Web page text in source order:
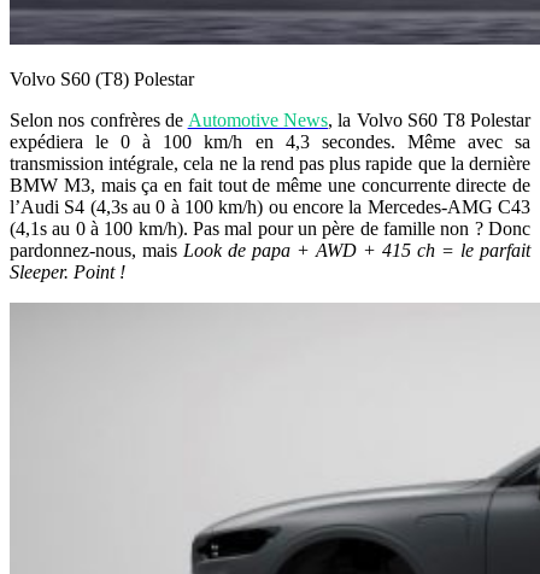
Volvo S60 (T8) Polestar
Selon nos confrères de Automotive News, la Volvo S60 T8 Polestar
expédiera le 0 à 100 km/h en 4,3 secondes. Même avec sa
transmission intégrale, cela ne la rend pas plus rapide que la dernière
BMW M3, mais ça en fait tout de même une concurrente directe de
l’Audi S4 (4,3s au 0 à 100 km/h) ou encore la Mercedes-AMG C43
(4,1s au 0 à 100 km/h). Pas mal pour un père de famille non ? Donc
pardonnez-nous, mais Look de papa + AWD + 415 ch = le parfait
Sleeper. Point !